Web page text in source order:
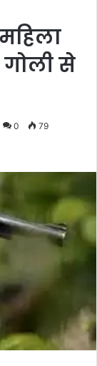
से
0 79